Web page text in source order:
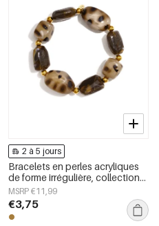
2 à 5 jours
Bracelets en perles acryliques
de forme irrégulière, collection
Simple Daily Simple, bijoux pour
femmes
MSRP €11,99
€3,75